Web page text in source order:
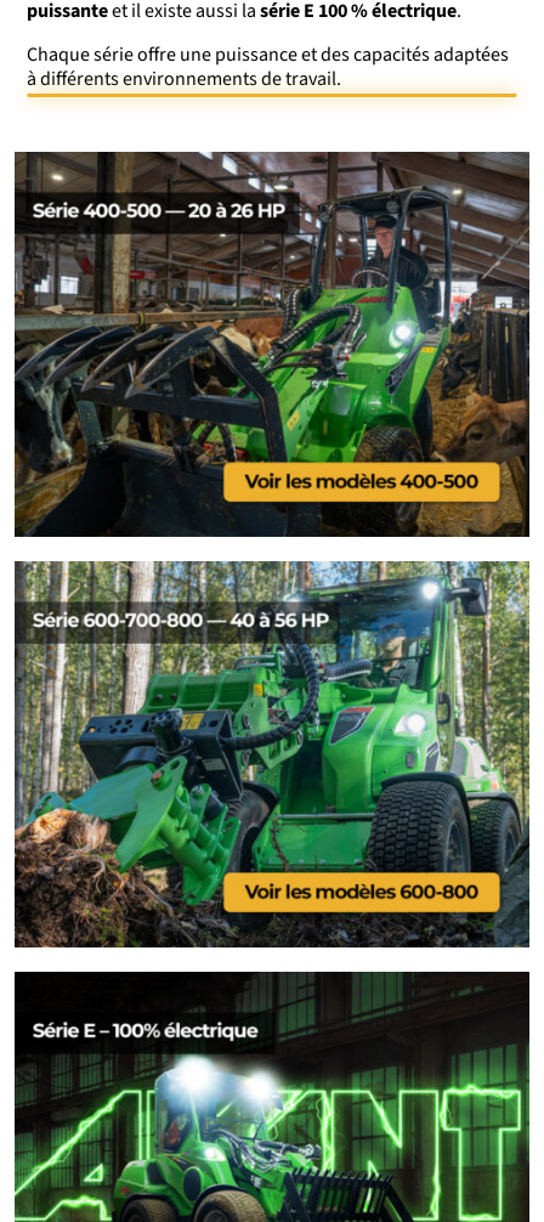
puissanteet il existe aussi lasérie E 100 % électrique.
Chaque série offre une puissance et des capacités adaptées
à différents environnements de travail.